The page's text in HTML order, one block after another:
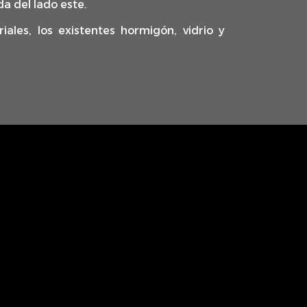
del lado este.
los existentes hormigón, vidrio y